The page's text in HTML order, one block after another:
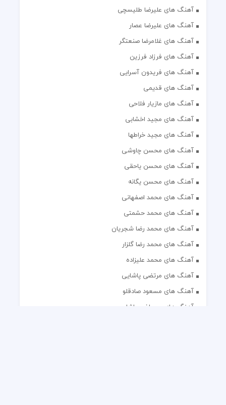
آهنگ های علیرضا طلیسچی
آهنگ های علیرضا عصار
آهنگ های غلامرضا صنعتگر
آهنگ های فرزاد فرزین
آهنگ های فریدون آسرایی
آهنگ های قدیمی
آهنگ های مازیار فلاحی
آهنگ های مجید اخشابی
آهنگ های مجید خراطها
آهنگ های محسن چاوشی
آهنگ های محسن یاحقی
آهنگ های محسن یگانه
آهنگ های محمد اصفهانی
آهنگ های محمد حشمتی
آهنگ های محمد رضا شجریان
آهنگ های محمد رضا گلزار
آهنگ های محمد علیزاده
آهنگ های مرتضی پاشایی
آهنگ های مسعود صادقلو
آهنگ های مصطفی پاشایی